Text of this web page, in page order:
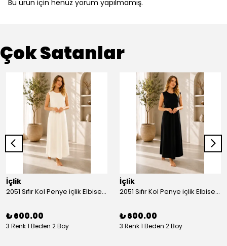
Bu ürün için henüz yorum yapılmamış.
Çok Satanlar
İçlik
2051 Sıfır Kol Penye içlik Elbise - Ekru
₺ 600.00
3 Renk 1 Beden 2 Boy
İçlik
2051 Sıfır Kol Penye içlik Elbise - Siyah
₺ 600.00
3 Renk 1 Beden 2 Boy